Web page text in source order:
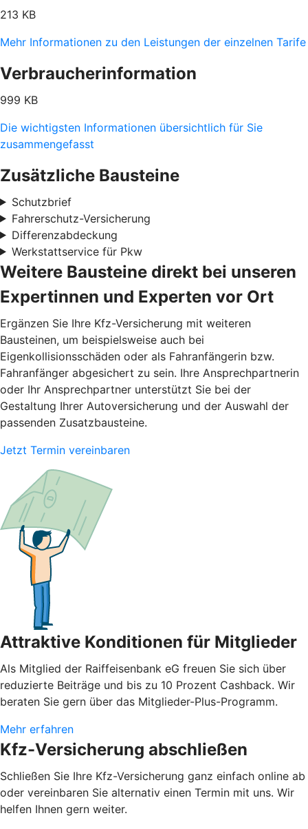
213 KB
Mehr Informationen zu den Leistungen der einzelnen Tarife
Verbraucherinformation
999 KB
Die wichtigsten Informationen übersichtlich für Sie
zusammengefasst
Zusätzliche Bausteine
Schutzbrief
Fahrerschutz-Versicherung
Differenzabdeckung
Werkstattservice für Pkw
Weitere Bausteine direkt bei unseren
Expertinnen und Experten vor Ort
Ergänzen Sie Ihre Kfz-Versicherung mit weiteren
Bausteinen, um beispielsweise auch bei
Eigenkollisionsschäden oder als Fahranfängerin bzw.
Fahranfänger abgesichert zu sein. Ihre Ansprechpartnerin
oder Ihr Ansprechpartner unterstützt Sie bei der
Gestaltung Ihrer Autoversicherung und der Auswahl der
passenden Zusatzbausteine.
Jetzt Termin vereinbaren
Attraktive Konditionen für Mitglieder
Als Mitglied der Raiffeisenbank eG freuen Sie sich über
reduzierte Beiträge und bis zu 10 Prozent Cashback. Wir
beraten Sie gern über das Mitglieder-Plus-Programm.
Mehr erfahren
Kfz-Versicherung abschließen
Schließen Sie Ihre Kfz-Versicherung ganz einfach online ab
oder vereinbaren Sie alternativ einen Termin mit uns. Wir
helfen Ihnen gern weiter.